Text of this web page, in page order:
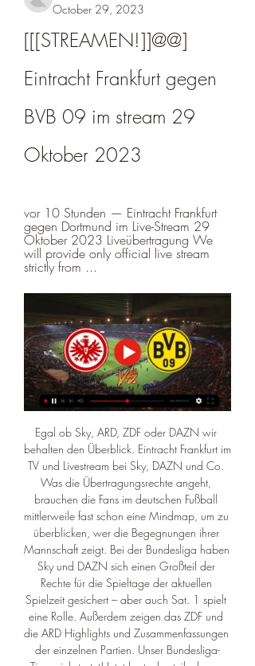
October 29, 2023
[[[STREAMEN!]]@@]
Eintracht Frankfurt gegen
BVB 09 im stream 29
Oktober 2023
vor 10 Stunden — Eintracht Frankfurt
gegen Dortmund im Live-Stream 29
Oktober 2023 Liveübertragung We
will provide only official live stream
strictly from ...
Egal ob Sky, ARD, ZDF oder DAZN wir
behalten den Überblick. Eintracht Frankfurt im
TV und Livestream bei Sky, DAZN und Co.
Was die Übertragungsrechte angeht,
brauchen die Fans im deutschen Fußball
mittlerweile fast schon eine Mindmap, um zu
überblicken, wer die Begegnungen ihrer
Mannschaft zeigt. Bei der Bundesliga haben
Sky und DAZN sich einen Großteil der
Rechte für die Spieltage der aktuellen
Spielzeit gesichert – aber auch Sat. 1 spielt
eine Rolle. Außerdem zeigen das ZDF und
die ARD Highlights und Zusammenfassungen
der einzelnen Partien. Unser Bundesliga-